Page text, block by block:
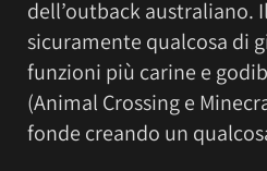
dell’outback australiano.
sicuramente qualcosa di
funzioni più carine e
(Animal Crossing e
fonde creando un